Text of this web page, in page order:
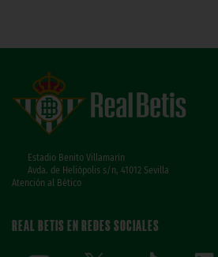
Estadio Benito Villamarín
Avda. de Heliópolis s/n, 41012 Sevilla
Atención al Bético
REAL BETIS EN REDES SOCIALES